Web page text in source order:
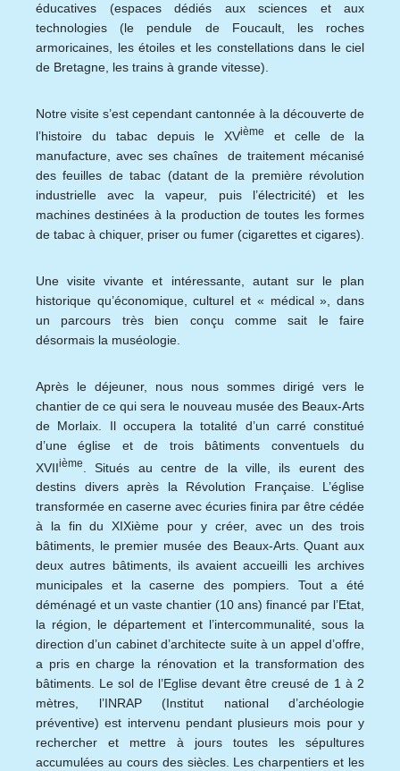
éducatives (espaces dédiés aux sciences et aux
technologies (le pendule de Foucault, les roches
armoricaines, les étoiles et les constellations dans le ciel
de Bretagne, les trains à grande vitesse).
Notre visite s’est cependant cantonnée à la découverte de
l’histoire du tabac depuis le XVième
et celle de la
manufacture, avec ses chaînes de traitement mécanisé
des feuilles de tabac (datant de la première révolution
industrielle avec la vapeur, puis l’électricité) et les
machines destinées à la production de toutes les formes
de tabac à chiquer, priser ou fumer (cigarettes et cigares).
Une visite vivante et intéressante, autant sur le plan
historique qu’économique, culturel et « médical », dans
un parcours très bien conçu comme sait le faire
désormais la muséologie.
Après le déjeuner, nous nous sommes dirigé vers le
chantier de ce qui sera le nouveau musée des Beaux-Arts
de Morlaix. Il occupera la totalité d’un carré constitué
d’une église et de trois bâtiments conventuels du
XVIIième
. Situés au centre de la ville, ils eurent des
destins divers après la Révolution Française. L’église
transformée en caserne avec écuries finira par être cédée
à la fin du XIXième pour y créer, avec un des trois
bâtiments, le premier musée des Beaux-Arts. Quant aux
deux autres bâtiments, ils avaient accueilli les archives
municipales et la caserne des pompiers. Tout a été
déménagé et un vaste chantier (10 ans) financé par l’Etat,
la région, le département et l’intercommunalité, sous la
direction d’un cabinet d’architecte suite à un appel d’offre,
a pris en charge la rénovation et la transformation des
bâtiments. Le sol de l’Eglise devant être creusé de 1 à 2
mètres, l’INRAP (Institut national d’archéologie
préventive) est intervenu pendant plusieurs mois pour y
rechercher et mettre à jours toutes les sépultures
accumulées au cours des siècles. Les charpentiers et les